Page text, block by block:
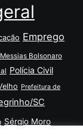
Emprego
Bolsonaro
Polícia Civil
Prefeitura de
SC
Sérgio Moro